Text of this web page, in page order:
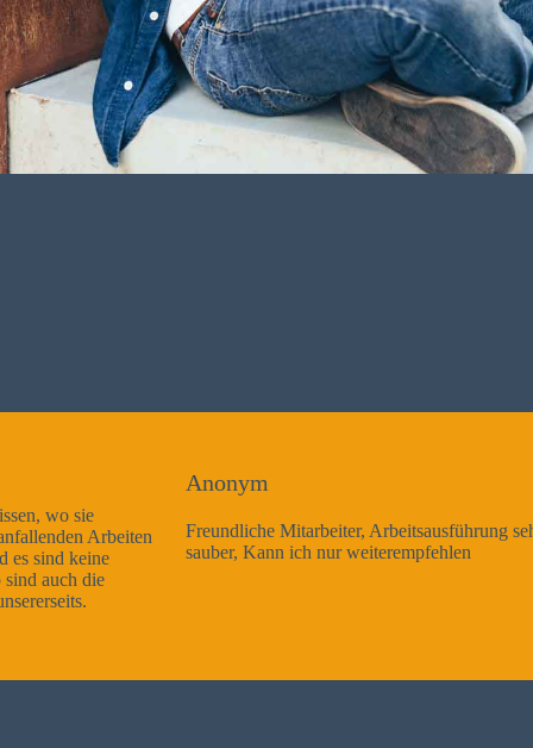
Freundliche Mitarbeiter, Arbeitsausführung sehr gut und sehr
sauber, Kann ich nur weiterempfehlen